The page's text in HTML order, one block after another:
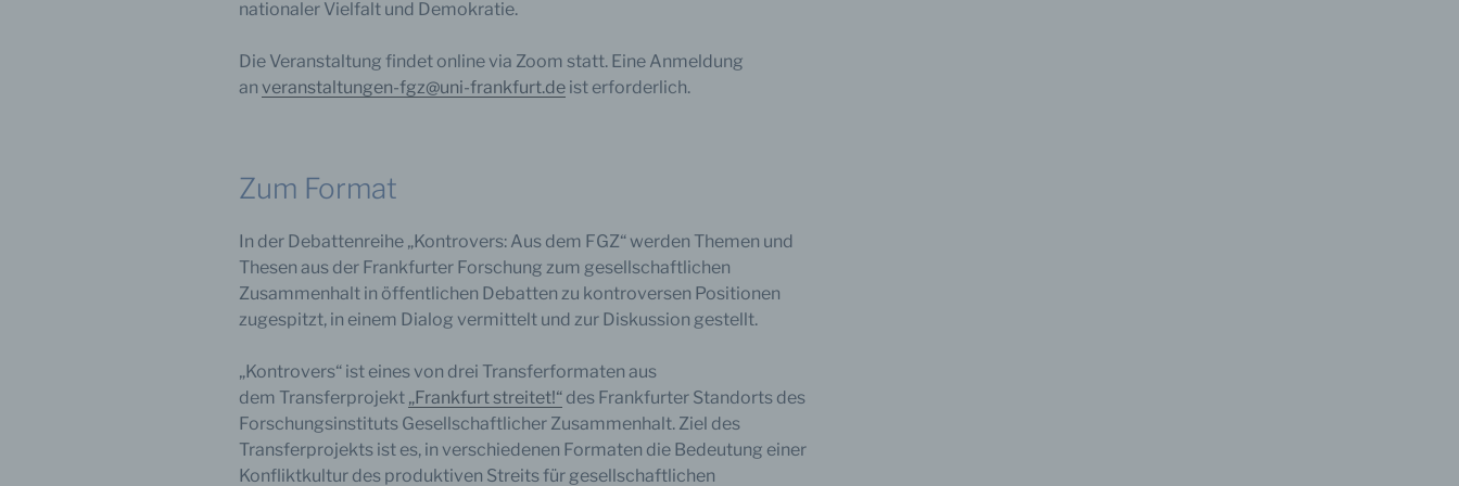
nationaler Vielfalt und Demokratie.
Die Veranstaltung findet online via Zoom statt. Eine Anmeldung
an veranstaltungen-fgz@uni-frankfurt.de ist erforderlich.
Zum Format
In der Debattenreihe „Kontrovers: Aus dem FGZ“ werden Themen und
Thesen aus der Frankfurter Forschung zum gesellschaftlichen
Zusammenhalt in öffentlichen Debatten zu kontroversen Positionen
zugespitzt, in einem Dialog vermittelt und zur Diskussion gestellt.
„Kontrovers“ ist eines von drei Transferformaten aus
dem Transferprojekt „Frankfurt streitet!“ des Frankfurter Standorts des
Forschungsinstituts Gesellschaftlicher Zusammenhalt. Ziel des
Transferprojekts ist es, in verschiedenen Formaten die Bedeutung einer
Konfliktkultur des produktiven Streits für gesellschaftlichen
Einschränkung der Verarbeitung ist die Markierung gespeicherter
personenbezogener Daten mit dem Ziel, ihre künftige Verarbeitung
Profiling ist jede Art der automatisierten Verarbeitung personenbezogener
Daten, die darin besteht, dass diese personenbezogenen Daten verwendet
Person beziehen, zu bewerten, insbesondere, um Aspekte bezüglich
Interessen, Zuverlässigkeit, Verhalten, Aufenthaltsort oder Ortswechsel
f) Pseudonymisierung